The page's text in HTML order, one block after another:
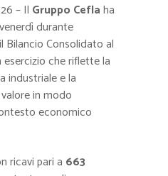
– Il Gruppo Ceflaha
durante
Bilancio Consolidato al
esercizio che riflette la
industriale e la
in modo
economico
ricavi pari a 663